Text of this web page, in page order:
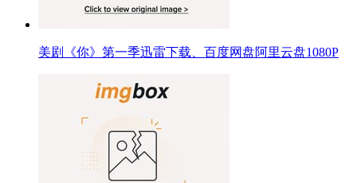
美剧《你》第一季迅雷下载、百度网盘阿里云盘1080P